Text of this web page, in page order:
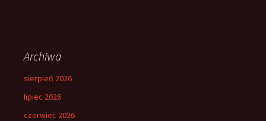
Archiwa
sierpień 2026
lipiec 2026
czerwiec 2026